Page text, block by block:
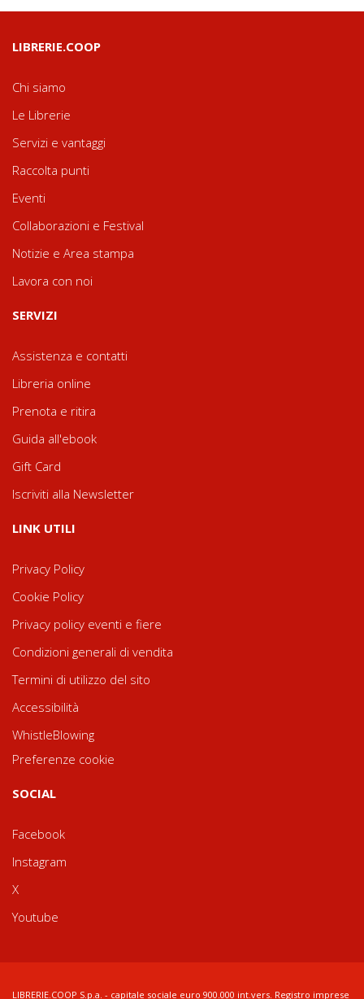
LIBRERIE.COOP
Chi siamo
Le Librerie
Servizi e vantaggi
Raccolta punti
Eventi
Collaborazioni e Festival
Notizie e Area stampa
Lavora con noi
SERVIZI
Assistenza e contatti
Libreria online
Prenota e ritira
Guida all'ebook
Gift Card
Iscriviti alla Newsletter
LINK UTILI
Privacy Policy
Cookie Policy
Privacy policy eventi e fiere
Condizioni generali di vendita
Termini di utilizzo del sito
Accessibilità
WhistleBlowing
Preferenze cookie
SOCIAL
Facebook
Instagram
X
Youtube
LIBRERIE.COOP S.p.a. - capitale sociale euro 900.000 int.vers. Registro imprese